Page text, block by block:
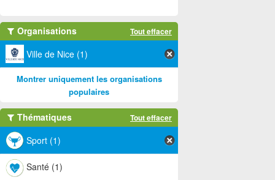
Organisations Tout effacer
Ville de Nice (1)
Montrer uniquement les organisations
populaires
Thématiques Tout effacer
Sport (1)
Santé (1)